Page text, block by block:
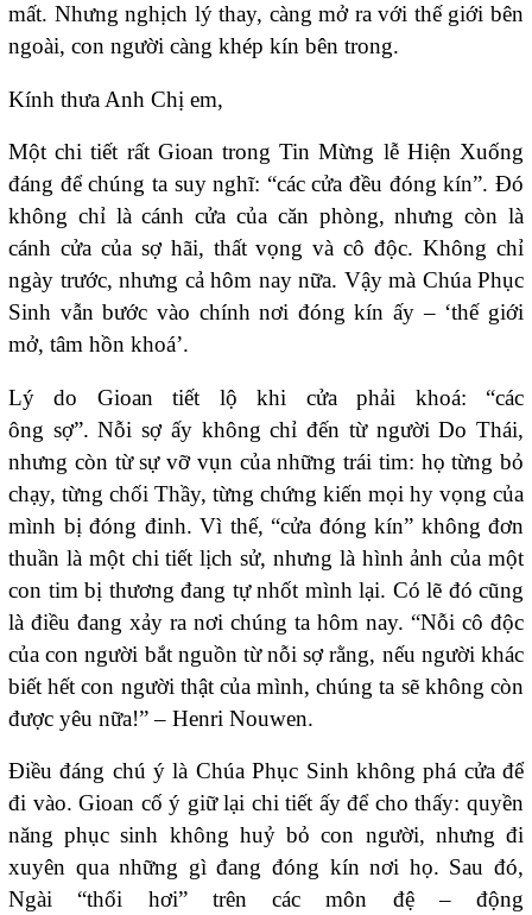
mất. Nhưng nghịch lý thay, càng mở ra với thế giới bên
ngoài, con người càng khép kín bên trong.
Kính thưa Anh Chị em,
Một chi tiết rất Gioan trong Tin Mừng lễ Hiện Xuống
đáng để chúng ta suy nghĩ: “các cửa đều đóng kín”. Đó
không chỉ là cánh cửa của căn phòng, nhưng còn là
cánh cửa của sợ hãi, thất vọng và cô độc. Không chỉ
ngày trước, nhưng cả hôm nay nữa. Vậy mà Chúa Phục
Sinh vẫn bước vào chính nơi đóng kín ấy – ‘thế giới
mở, tâm hồn khoá’.
Lý do Gioan tiết lộ khi cửa phải khoá: “các
ông sợ”. Nỗi sợ ấy không chỉ đến từ người Do Thái,
nhưng còn từ sự vỡ vụn của những trái tim: họ từng bỏ
chạy, từng chối Thầy, từng chứng kiến mọi hy vọng của
mình bị đóng đinh. Vì thế, “cửa đóng kín” không đơn
thuần là một chi tiết lịch sử, nhưng là hình ảnh của một
con tim bị thương đang tự nhốt mình lại. Có lẽ đó cũng
là điều đang xảy ra nơi chúng ta hôm nay. “Nỗi cô độc
của con người bắt nguồn từ nỗi sợ rằng, nếu người khác
biết hết con người thật của mình, chúng ta sẽ không còn
được yêu nữa!” – Henri Nouwen.
Điều đáng chú ý là Chúa Phục Sinh không phá cửa để
đi vào. Gioan cố ý giữ lại chi tiết ấy để cho thấy: quyền
năng phục sinh không huỷ bỏ con người, nhưng đi
xuyên qua những gì đang đóng kín nơi họ. Sau đó,
Ngài “thổi hơi” trên các môn đệ – động